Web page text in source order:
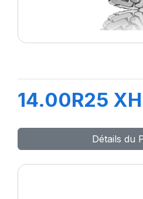
14.00R25
Détails du